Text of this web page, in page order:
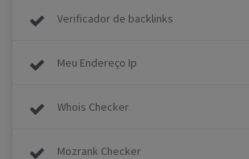
Verificador de backlinks
Meu Endereço Ip
Whois Checker
Mozrank Checker